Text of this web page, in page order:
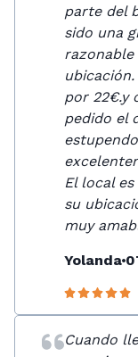
parte del
sido una
por 22€.y
pedido el
El local
su
muy
Yolanda
Cuando